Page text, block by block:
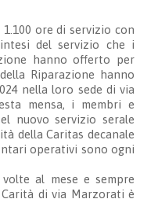
ore di servizio con
del servizio che i
hanno offerto per
Riparazione hanno
nella loro sede di via
mensa, i membri e
nuovo servizio serale
della Caritas decanale
operativi sono ogni
volte al mese e sempre
di via Marzorati è